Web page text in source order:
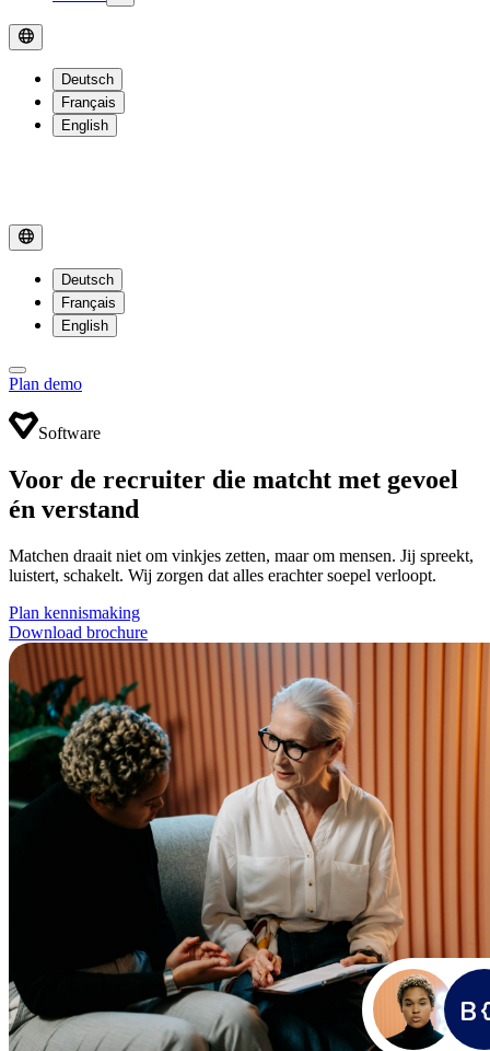
Deutsch
Français
English
Deutsch
Français
English
Plan demo
Software
Voor de recruiter die matcht met gevoel
én verstand
Matchen draait niet om vinkjes zetten, maar om mensen. Jij spreekt,
luistert, schakelt. Wij zorgen dat alles erachter soepel verloopt.
Plan kennismaking
Download brochure